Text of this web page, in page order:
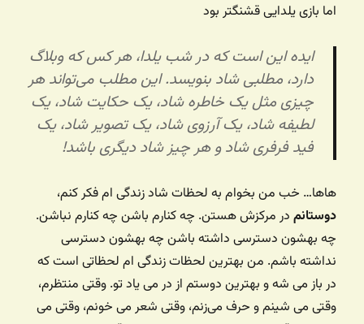
اما بازی یلدایی قشنگتر بود
ایده این است که در شب یلدا، هر کس که وبلاگ
دارد، مطلبی شاد بنویسد. این مطلب می‌تواند هر
چیزی مثل یک خاطره شاد، یک حکایت شاد، یک
لطیفه شاد، یک آرزوی شاد، یک تصویر شاد، یک
فید فرفری شاد و هر چیز شاد دیگری باشد!
هاها… خب من بخوام به لحظات شاد زندگی ام فکر کنم،
دوستانم در مرکزش هستن. چه کنارم باشن چه کنارم نباشن.
چه بهشون دسترسی داشته باشن چه بهشون دسترسی
نداشته باشم. من بهترین لحظات زندگی ام لحظاتی است که
در باز می شه و بهترین دوستم از در می یاد تو. وقتی منتظرم،
وقتی می شینم و حرف می‌زنم، وقتی شعر می خونم، وقتی می